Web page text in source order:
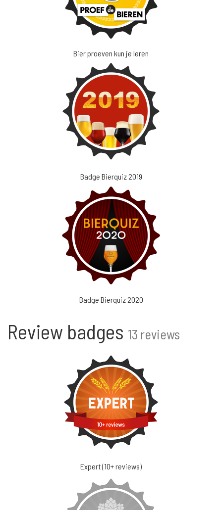
Bier proeven kun je leren
Badge Bierquiz 2019
Badge Bierquiz 2020
Review badges 13 reviews
Expert (10+ reviews)